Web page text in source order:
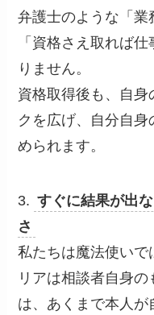
弁護士のような「業
「資格さえ取れば
りません。
資格取得後も、自
クを広げ、自分自
められます。
3. すぐに結果が出
さ
私たちは魔法使いで
リアは相談者自身
は、あくまで本人